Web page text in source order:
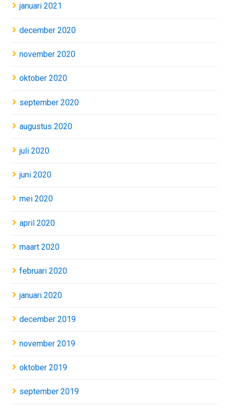
januari 2021
december 2020
november 2020
oktober 2020
september 2020
augustus 2020
juli 2020
juni 2020
mei 2020
april 2020
maart 2020
februari 2020
januari 2020
december 2019
november 2019
oktober 2019
september 2019